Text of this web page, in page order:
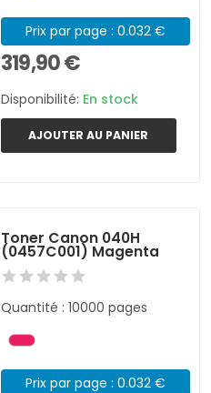
Prix par page : 0.032 €
319,90 €
Disponibilité: En stock
AJOUTER AU PANIER
Toner Canon 040H
(0457C001) Magenta
Quantité : 10000 pages
Prix par page : 0.032 €